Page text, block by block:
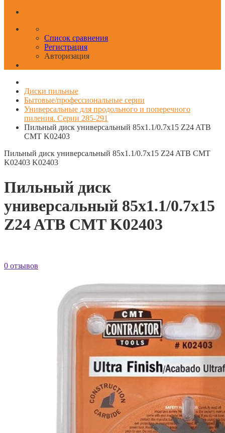
Список сравнения
Регистрация
Авторизация
Диски пильные
Бытовые/профессиональные серии
Универсальные для продольного и поперечного
пиления. Серии 285-291
Пильный диск универсальный 85x1.1/0.7x15 Z24 ATB
CMT K02403
Пильный диск универсальный 85x1.1/0.7x15 Z24 ATB CMT
K02403 K02403
Пильный диск
универсальный 85x1.1/0.7x15
Z24 ATB CMT K02403
0 отзывов